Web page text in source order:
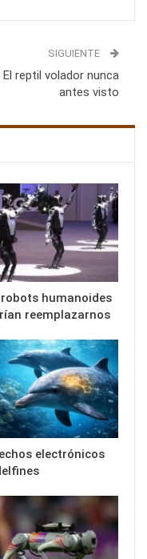
SIGUIENTE
El reptil volador nunca
antes visto
robots humanoides
reemplazarnos
electrónicos